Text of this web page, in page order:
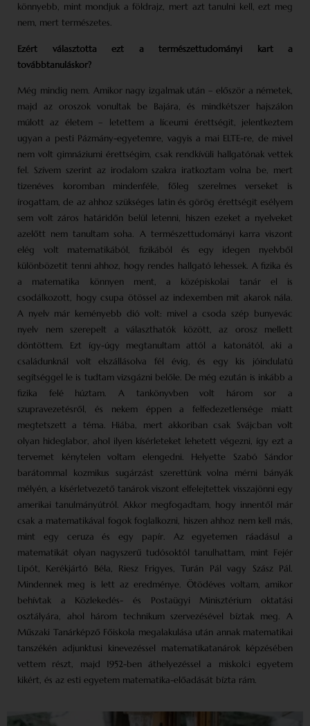
könnyebb, mint mondjuk a földrajz, mert azt tanulni kell, ezt meg
nem, mert természetes.
Ezért választotta ezt a természettudományi kart a
továbbtanuláskor?
Még mindig nem. Amikor nagy izgalmak után – először a németek,
majd az oroszok vonultak be Bajára, és mindkétszer hajszálon
múlott az életem – letettem a líceumi érettségit, jelentkeztem
ugyan a pesti Pázmány-egyetemre, vagyis a mai ELTE-re, de mivel
nem volt gimnáziumi érettségim, csak rendkívüli hallgatónak vettek
fel. Szívem szerint az irodalom szakra iratkoztam volna be, mert
tizenéves koromban mindenféle, főleg szerelmes verseket is
írogattam, de az ahhoz szükséges latin és görög érettségit esélyem
sem volt záros határidőn belül letenni, hiszen ezeket a nyelveket
azelőtt nem tanultam soha. A természettudományi karra viszont
elég volt matematikából, fizikából és egy idegen nyelvből
különbözetit tenni ahhoz, hogy rendes hallgató lehessek. A fizika és
a matematika könnyen ment, a középiskolai tanár el is
csodálkozott, hogy csupa ötössel az indexemben mit akarok nála.
A nyelv már keményebb dió volt: mivel a csoda szép bunyevác
nyelv nem szerepelt a választhatók között, az orosz mellett
döntöttem. Ezt így-úgy megtanultam attól a katonától, aki a
családunknál volt elszállásolva fél évig, és egy kis jóindulatú
segítséggel le is tudtam vizsgázni belőle. De még ezután is inkább a
fizika felé húztam. A tankönyvben volt három sor a
szupravezetésről, és nekem éppen a felfedezetlensége miatt
megtetszett a téma. Hiába, mert akkoriban csak Svájcban volt
olyan hideglabor, ahol ilyen kísérleteket lehetett végezni, így ezt a
tervemet kénytelen voltam elengedni. Helyette Szabó Sándor
barátommal kozmikus sugárzást szerettünk volna mérni bányák
mélyén, a kísérletvezető tanárok viszont elfelejtettek visszajönni egy
amerikai tanulmányútról. Akkor megfogadtam, hogy innentől már
csak a matematikával fogok foglalkozni, hiszen ahhoz nem kell más,
mint egy ceruza és egy papír. Az egyetemen ráadásul a
matematikát olyan nagyszerű tudósoktól tanulhattam, mint Fejér
Lipót, Kerékjártó Béla, Riesz Frigyes, Turán Pál vagy Szász Pál.
Mindennek meg is lett az eredménye. Ötödéves voltam, amikor
behívtak a Közlekedés- és Postaügyi Minisztérium oktatási
osztályára, ahol három technikum szervezésével bíztak meg. A
Műszaki Tanárképző Főiskola megalakulása után annak matematikai
tanszékén adjunktusi kinevezéssel matematikatanárok képzésében
vettem részt, majd 1952-ben áthelyezéssel a miskolci egyetem
kikért, és az esti egyetem matematika-előadását bízta rám.